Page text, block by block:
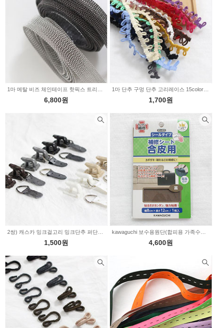
6,800원 1,700원
1,500원 4,600원